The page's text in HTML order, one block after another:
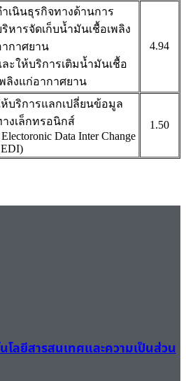
ำเนินธุรกิจทางด้านการ
หารจัดเก็บน้ำมันเชื้อเพลิง
ากาศยาน
ละให้บริการเติมน้ำมันเชื้อ
พลิงแก่อากาศยาน
4.94
บริการแลกเปลี่ยนข้อมูล
งเล็กทรอนิกส์
Data Inter Change
1.50
ลยีสารสนเทศและความเป็นส่วน